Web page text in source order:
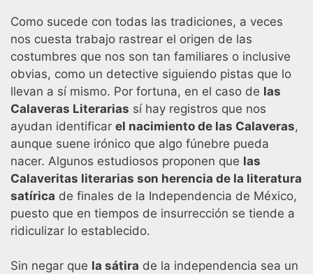
Como sucede con todas las tradiciones, a veces
nos cuesta trabajo rastrear el origen de las
costumbres que nos son tan familiares o inclusive
obvias, como un detective siguiendo pistas que lo
llevan a sí mismo. Por fortuna, en el caso de las
Calaveras Literarias sí hay registros que nos
ayudan identificar el nacimiento de las Calaveras,
aunque suene irónico que algo fúnebre pueda
nacer. Algunos estudiosos proponen que las
Calaveritas literarias son herencia de la literatura
satírica de finales de la Independencia de México,
puesto que en tiempos de insurrección se tiende a
ridiculizar lo establecido.
Sin negar que la sátira de la independencia sea un